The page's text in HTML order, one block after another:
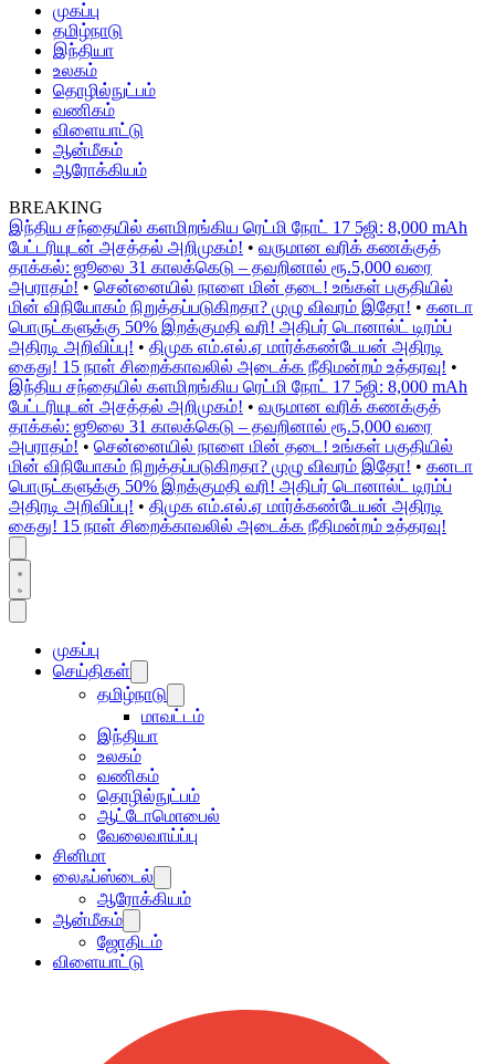
முகப்பு
தமிழ்நாடு
இந்தியா
உலகம்
தொழில்நுட்பம்
வணிகம்
விளையாட்டு
ஆன்மீகம்
ஆரோக்கியம்
BREAKING
இந்திய சந்தையில் களமிறங்கிய ரெட்மி நோட் 17 5ஜி: 8,000 mAh
பேட்டரியுடன் அசத்தல் அறிமுகம்! • வருமான வரிக் கணக்குத்
தாக்கல்: ஜூலை 31 காலக்கெடு – தவறினால் ரூ.5,000 வரை
அபராதம்! • சென்னையில் நாளை மின் தடை! உங்கள் பகுதியில்
மின் விநியோகம் நிறுத்தப்படுகிறதா? முழு விவரம் இதோ! • கனடா
பொருட்களுக்கு 50% இறக்குமதி வரி! அதிபர் டொனால்ட் டிரம்ப்
அதிரடி அறிவிப்பு! • திமுக எம்.எல்.ஏ மார்க்கண்டேயன் அதிரடி
கைது! 15 நாள் சிறைக்காவலில் அடைக்க நீதிமன்றம் உத்தரவு! •
இந்திய சந்தையில் களமிறங்கிய ரெட்மி நோட் 17 5ஜி: 8,000 mAh
பேட்டரியுடன் அசத்தல் அறிமுகம்! • வருமான வரிக் கணக்குத்
தாக்கல்: ஜூலை 31 காலக்கெடு – தவறினால் ரூ.5,000 வரை
அபராதம்! • சென்னையில் நாளை மின் தடை! உங்கள் பகுதியில்
மின் விநியோகம் நிறுத்தப்படுகிறதா? முழு விவரம் இதோ! • கனடா
பொருட்களுக்கு 50% இறக்குமதி வரி! அதிபர் டொனால்ட் டிரம்ப்
அதிரடி அறிவிப்பு! • திமுக எம்.எல்.ஏ மார்க்கண்டேயன் அதிரடி
கைது! 15 நாள் சிறைக்காவலில் அடைக்க நீதிமன்றம் உத்தரவு!
முகப்பு
செய்திகள்
தமிழ்நாடு
மாவட்டம்
இந்தியா
உலகம்
வணிகம்
தொழில்நுட்பம்
ஆட்டோமொபைல்
வேலைவாய்ப்பு
சினிமா
லைஃப்ஸ்டைல்
ஆரோக்கியம்
ஆன்மீகம்
ஜோதிடம்
விளையாட்டு